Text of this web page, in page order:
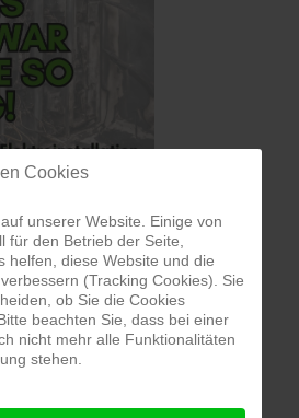
Cookies
unserer Website. Einige von
für den Betrieb der Seite,
helfen, diese Website und die
(Tracking Cookies). Sie
ob Sie die Cookies
beachten Sie, dass bei einer
nicht mehr alle Funktionalitäten
stehen.